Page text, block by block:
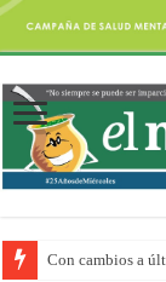
Con cambios a
Del viernes 7 al